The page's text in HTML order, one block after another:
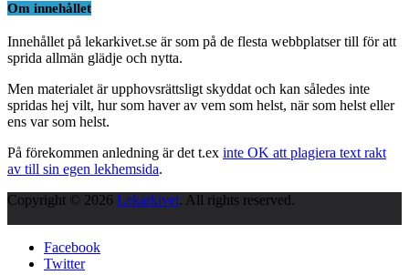
Om innehållet
Innehållet på lekarkivet.se är som på de flesta webbplatser till för att
sprida allmän glädje och nytta.
Men materialet är upphovsrättsligt skyddat och kan således inte
spridas hej vilt, hur som haver av vem som helst, när som helst eller
ens var som helst.
På förekommen anledning är det t.ex inte OK att plagiera text rakt
av till sin egen lekhemsida.
Copyright © 2026 Lekarkivet. All rights reserved.
Facebook
Twitter